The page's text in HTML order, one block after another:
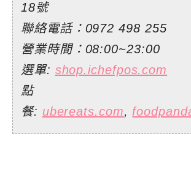
18號
聯絡電話：0972 498 255
營業時間：08:00~23:00
選單: shop.ichefpos.com
點
餐: ubereats.com,